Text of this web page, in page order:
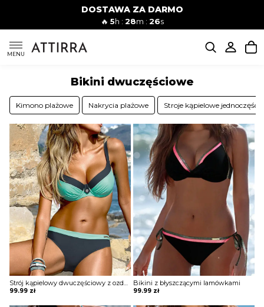
DOSTAWA ZA DARMO
🔥5h :28m :25s
MENU
Mężczyźni
SUKIENKI
KOMBINEZONY
DÓŁ DAMSKIE
STROJE KĄPIELOWE
BLUZKI
OBUWIE
Bikini dwuczęściowe
Kimono plażowe Nakrycia plażowe Stroje kąpielowe
99.99 zł
Bikini z błyszczącymi lamówkami
99.99 zł